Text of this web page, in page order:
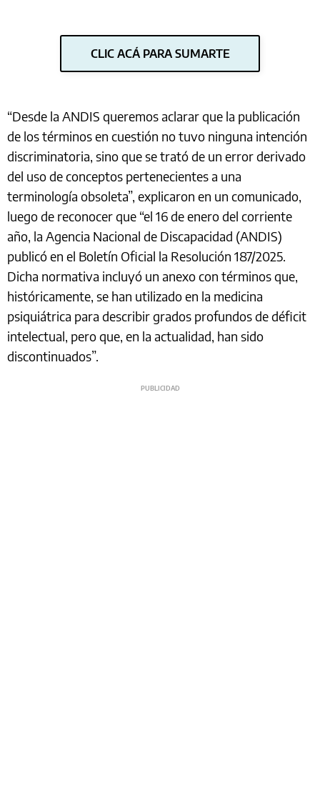
CLIC ACÁ PARA SUMARTE
“Desde la ANDIS queremos aclarar que la publicación
de los términos en cuestión no tuvo ninguna intención
discriminatoria, sino que se trató de un error derivado
del uso de conceptos pertenecientes a una
terminología obsoleta”, explicaron en un comunicado,
luego de reconocer que “el 16 de enero del corriente
año, la Agencia Nacional de Discapacidad (ANDIS)
publicó en el Boletín Oficial la Resolución 187/2025.
Dicha normativa incluyó un anexo con términos que,
históricamente, se han utilizado en la medicina
psiquiátrica para describir grados profundos de déficit
intelectual, pero que, en la actualidad, han sido
discontinuados”.